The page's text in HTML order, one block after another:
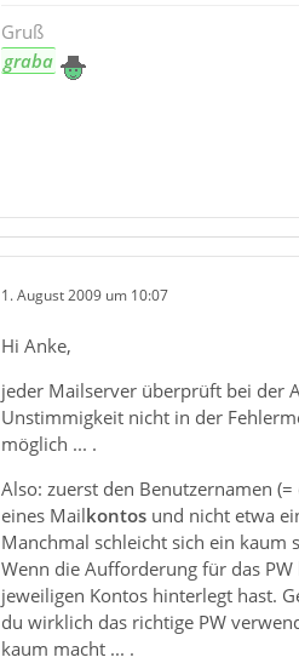
Gruß
graba
1. August 2009 um 10:07
Hi Anke,
jeder Mailserver überprüft bei der
Unstimmigkeit nicht in der
möglich ... .
Also: zuerst den Benutzernamen
eines Mailkontosund nicht etwa
Manchmal schleicht sich ein kaum
Wenn die Aufforderung für das
jeweiligen Kontos hinterlegt hast.
du wirklich das richtige PW
kaum macht ... .